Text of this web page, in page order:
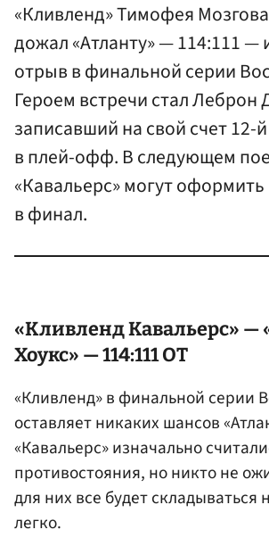
«Кливленд» Тимофея
дожал «Атланту» — 114:111 —
отрыв в финальной серии
Героем встречи стал
записавший на свой счет 12-
в плей-офф. В следующем
«Кавальерс» могут оформить
в финал.
«Кливленд Кавальерс» —
Хоукс» — 114:111 ОТ
«Кливленд» в финальной серии
оставляет никаких шансов
«Кавальерс» изначально
противостояния, но никто не
для них все будет складываться
легко.